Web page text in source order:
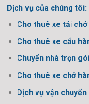
Dịch vụ của chúng tôi:
Cho thuê xe tải chở
Cho thuê xe cẩu
Chuyển nhà trọn gói
Cho thuê xe chở
Dịch vụ vận